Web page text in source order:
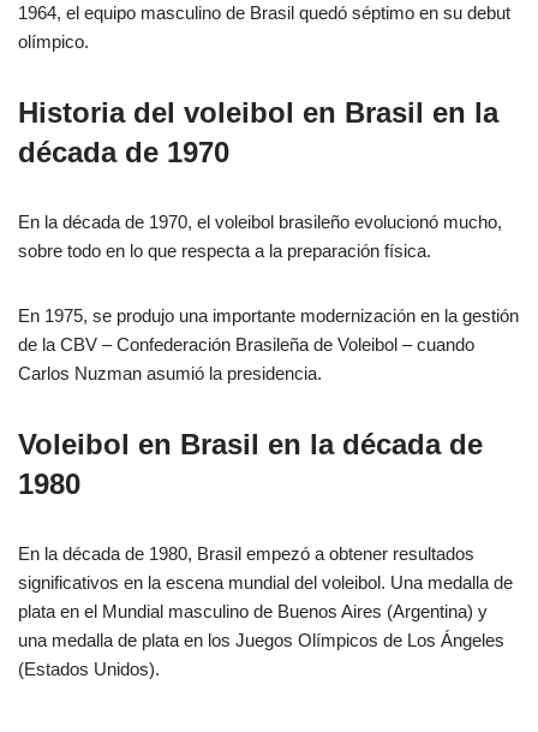
1964, el equipo masculino de Brasil quedó séptimo en su debut
olímpico.
Historia del voleibol en Brasil en la
década de 1970
En la década de 1970, el voleibol brasileño evolucionó mucho,
sobre todo en lo que respecta a la preparación física.
En 1975, se produjo una importante modernización en la gestión
de la CBV – Confederación Brasileña de Voleibol – cuando
Carlos Nuzman asumió la presidencia.
Voleibol en Brasil en la década de
1980
En la década de 1980, Brasil empezó a obtener resultados
significativos en la escena mundial del voleibol. Una medalla de
plata en el Mundial masculino de Buenos Aires (Argentina) y
una medalla de plata en los Juegos Olímpicos de Los Ángeles
(Estados Unidos).